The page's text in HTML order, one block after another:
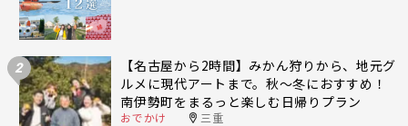
2
【名古屋から2時間】みかん狩りから、地元グ
ルメに現代アートまで。秋〜冬におすすめ！
南伊勢町をまるっと楽しむ日帰りプラン
おでかけ 三重